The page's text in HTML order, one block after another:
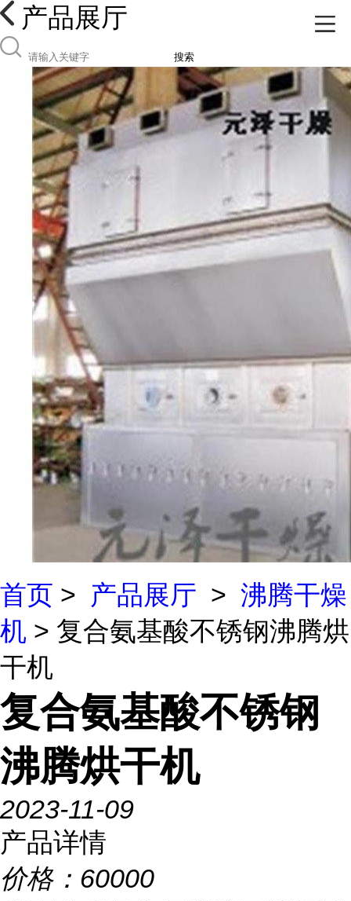
产品展厅
搜索
首页 > 产品展厅 > 沸腾干燥
机 > 复合氨基酸不锈钢沸腾烘
干机
复合氨基酸不锈钢
沸腾烘干机
2023-11-09
产品详情
价格： 60000